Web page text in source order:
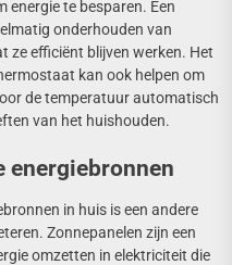
energie te besparen. Een
onderhouden van
ze efficiënt blijven werken. Het
kan ook helpen om
de temperatuur automatisch
van het huishouden.
energiebronnen
in huis is een andere
Zonnepanelen zijn een
omzetten in elektriciteit die